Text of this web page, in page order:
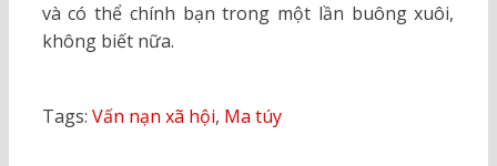
và có thể chính bạn trong một lần buông xuôi,
không biết nữa.
Tags: Vấn nạn xã hội, Ma túy